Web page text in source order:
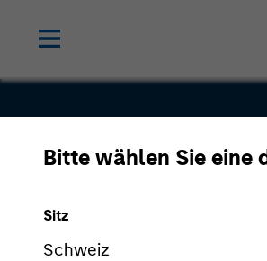
Bitte wählen Sie eine
Sitz
Schweiz